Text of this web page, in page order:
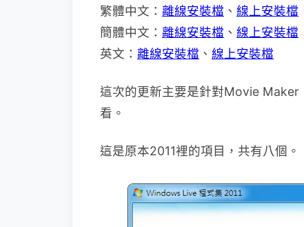
繁體中文： 離線安裝檔 、 線上安裝檔
簡體中文： 離線安裝檔 、 線上安裝檔
英文： 離線安裝檔 、 線上安裝檔
這次的更新主要是針對Movie Maker
看。
這是原本2011裡的項目，共有八個。